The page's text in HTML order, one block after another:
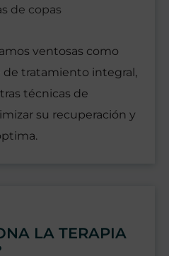
de copas
ventosas como
tratamiento integral,
técnicas de
su recuperación y
LA TERAPIA